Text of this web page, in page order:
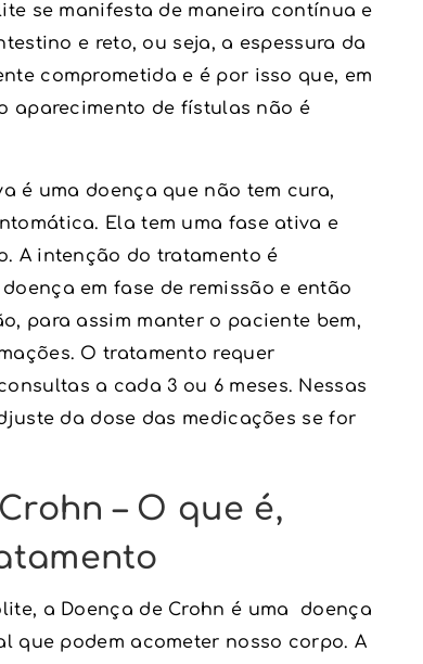
se manifesta de maneira contínua e
e reto, ou seja, a espessura da
comprometida e é por isso que, em
aparecimento de fístulas não é
é uma doença que não tem cura,
Ela tem uma fase ativa e
A intenção do tratamento é
em fase de remissão e então
para assim manter o paciente bem,
O tratamento requer
a cada 3 ou 6 meses. Nessas
da dose das medicações se for
– O que é,
a Doença de Crohn é uma doença
que podem acometer nosso corpo. A